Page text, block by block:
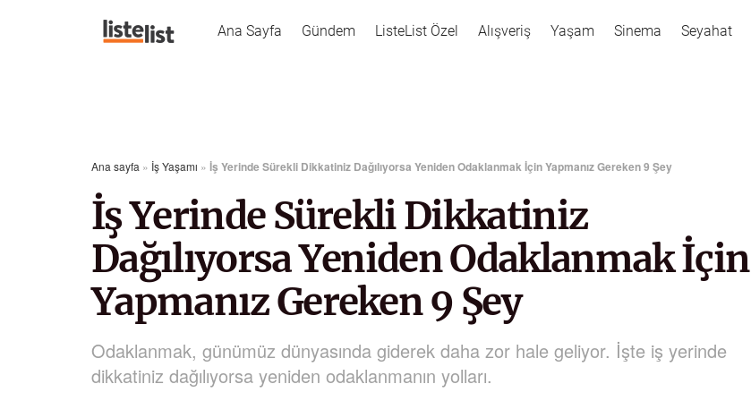
Ana Sayfa Gündem ListeList Özel Alışveriş Yaşam Sinema Seyahat
Ana sayfa » İş Yaşamı » İş Yerinde Sürekli Dikkatiniz Dağılıyorsa Yeniden Odaklanmak İçin Yapmanız Gereken 9 Şey
İş Yerinde Sürekli Dikkatiniz
Dağılıyorsa Yeniden Odaklanmak İçin
Yapmanız Gereken 9 Şey
Odaklanmak, günümüz dünyasında giderek daha zor hale geliyor. İşte iş yerinde
dikkatiniz dağılıyorsa yeniden odaklanmanın yolları.